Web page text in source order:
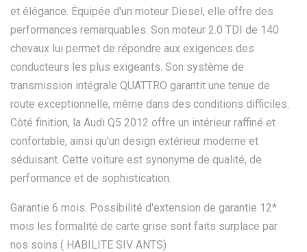
et élégance. Équipée d'un moteur Diesel, elle offre des
performances remarquables. Son moteur 2.0 TDI de 140
chevaux lui permet de répondre aux exigences des
conducteurs les plus exigeants. Son système de
transmission intégrale QUATTRO garantit une tenue de
route exceptionnelle, même dans des conditions difficiles.
Côté finition, la Audi Q5 2012 offre un intérieur raffiné et
confortable, ainsi qu'un design extérieur moderne et
séduisant. Cette voiture est synonyme de qualité, de
performance et de sophistication.
Garantie 6 mois. Possibilité d'extension de garantie 12*
mois les formalité de carte grise sont faits surplace par
nos soins ( HABILITE SIV ANTS)